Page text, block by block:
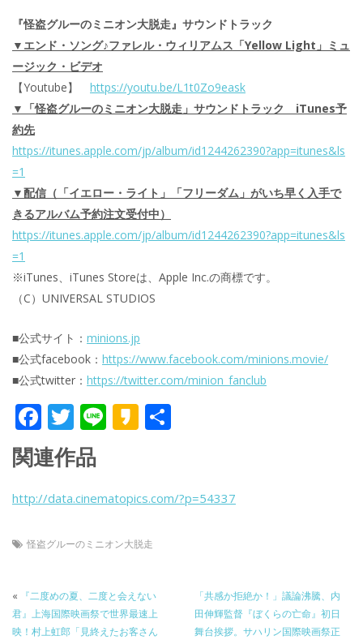
『怪盗グルーのミニオン大脱走』サウンドトラック
▼エンド・ソング♪ファレル・ウィリアムス「Yellow Light」ミュ
ージック・ビデオ
【Youtube】 https://youtu.be/L1t0Zo9eask
▼「怪盗グルーのミニオン大脱走」サウンドトラック iTunes予
約先
https://itunes.apple.com/jp/album/id1244262390?app=itunes&ls
=1
▼配信（「イエロー・ライト」「フリーダム」がいち早く入手で
きるアルバム予約注文受付中）
https://itunes.apple.com/jp/album/id1244262390?app=itunes&ls
=1
※iTunes、iTunes Storeは、Apple Inc.の商標です。
（C）UNIVERSAL STUDIOS
■公式サイト： minions.jp
■公式facebook： https://www.facebook.com/minions.movie/
■公式twitter： https://twitter.com/minion_fanclub
F
ac
e
b
o
T
w
itt
er
Li K
a
関連作品
http://data.cinematopics.com/?p=54337
怪盗グルーのミニオン大脱走
«
『二度めの夏、二度と会えない
君』上海国際映画祭で世界最速上
映！村上虹郎「見終えたお客さん
「共感か拒絶か！」議論沸騰、内
田伸輝監督『ぼくらの亡命』初日
舞台挨拶。サハリン国際映画祭正